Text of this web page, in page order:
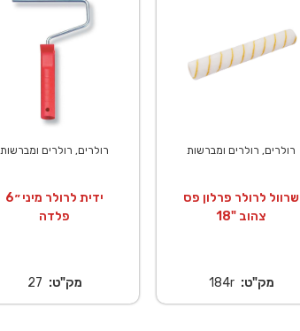
רולרים, רולרים ומברשות
שרוול לרולר פרלון פס
צהוב "18
מק"ט:184r
רולרים, רולרים ומברשות
ידית לרולר מיני ״6
פלדה
מק"ט: 27